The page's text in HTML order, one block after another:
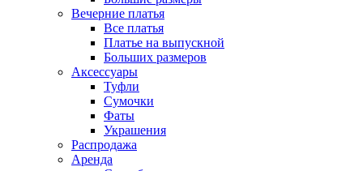
Вечерние платья
Все платья
Платье на выпускной
Больших размеров
Аксессуары
Туфли
Сумочки
Фаты
Украшения
Распродажа
Аренда